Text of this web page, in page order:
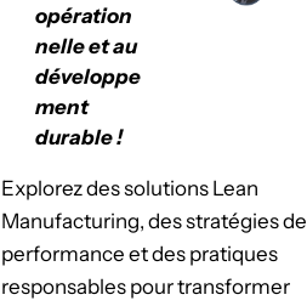
opération
nelle et au
développe
ment
durable !
Explorez des solutions Lean
Manufacturing, des stratégies de
performance et des pratiques
responsables pour transformer